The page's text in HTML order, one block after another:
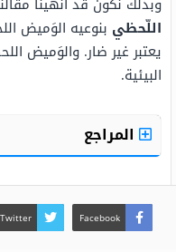
اللّحظي بنوعيه الوَميض
يعتبر غير ضار. والوَميض
البيئية.
المراجع
Facebook
Twitter